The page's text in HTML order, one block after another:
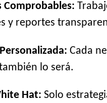
Comprobables:
y reportes
Cada
lo será.
Hat: Solo